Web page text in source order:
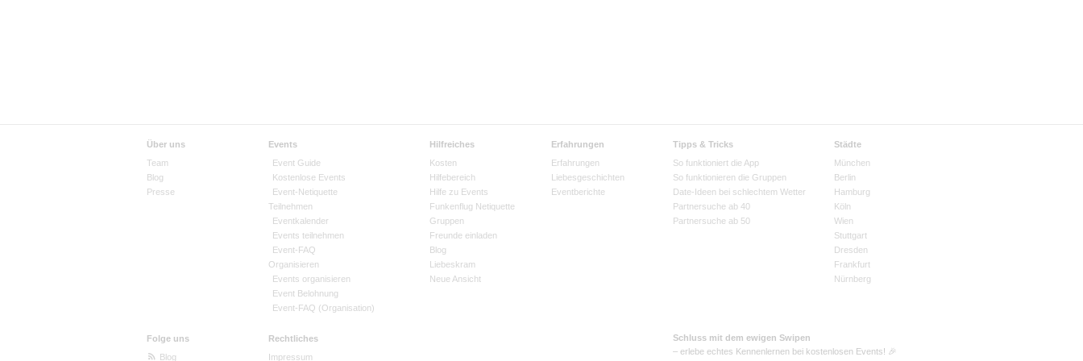
Über uns
Team
Blog
Presse
Events
Event Guide
Kostenlose Events
Event-Netiquette
Teilnehmen
Eventkalender
Events teilnehmen
Event-FAQ
Organisieren
Events organisieren
Event Belohnung
Event-FAQ (Organisation)
Hilfreiches
Kosten
Hilfebereich
Hilfe zu Events
Funkenflug Netiquette
Gruppen
Freunde einladen
Blog
Liebeskram
Neue Ansicht
Erfahrungen
Erfahrungen
Liebesgeschichten
Eventberichte
Tipps & Tricks
So funktioniert die App
So funktionieren die Gruppen
Date-Ideen bei schlechtem Wetter
Partnersuche ab 40
Partnersuche ab 50
Städte
München
Berlin
Hamburg
Köln
Wien
Stuttgart
Dresden
Frankfurt
Nürnberg
Folge uns
Blog
Rechtliches
Impressum
Schluss mit dem ewigen Swipen
– erlebe echtes Kennenlernen bei kostenlosen Events! 🎉